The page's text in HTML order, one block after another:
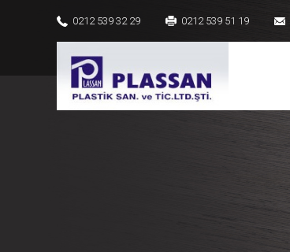
0212 539 32 29 0212 539 51 19